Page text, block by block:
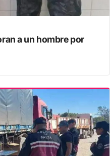
a un hombre por